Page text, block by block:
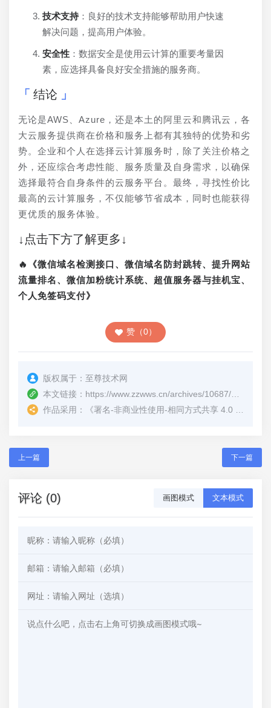
技术支持：良好的技术支持能够帮助用户快速
解决问题，提高用户体验。
安全性 ：数据安全是使用云计算的重要考量因
素，应选择具备良好安全措施的服务商。
结论
无论是AWS、Azure，还是本土的阿里云和腾讯云，各
大云服务提供商在价格和服务上都有其独特的优势和劣
势。企业和个人在选择云计算服务时，除了关注价格之
外，还应综合考虑性能、服务质量及自身需求，以确保
选择最符合自身条件的云服务平台。最终，寻找性价比
最高的云计算服务，不仅能够节省成本，同时也能获得
更优质的服务体验。
↓点击下方了解更多↓
🔥《微信域名检测接口、微信域名防封跳转、提升网站
流量排名、微信加粉统计系统、超值服务器与挂机宝、
个人免签码支付》
赞（0）
版权属于： 至尊技术网
本文链接：
作品采用：
《署名-非商业性使用-相同方式共享 4.0 国际 (CC BY-NC-SA 4.0)
上一篇 下一篇
评论 (0) 画图模式 文本模式